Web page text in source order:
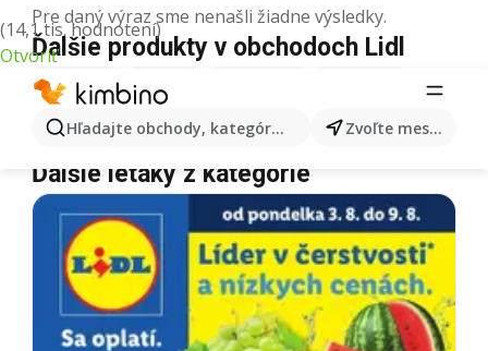
(14,1 tis. hodnotení)
Otvoriť
Hľadajte obchody, kategórie, produkty... Zvoľte mesto
Pre daný výraz sme nenašli žiadne výsledky.
Ďalšie produkty v obchodoch Lidl
Lidl Pizza
Lidl Krúpy LidlMed LidlZmrzlina LidlMäso
Ďalšie letáky z kategórie